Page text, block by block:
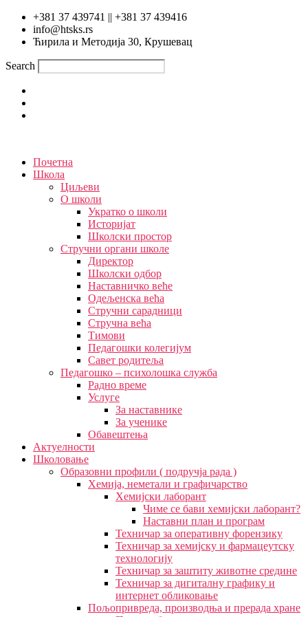
Skip
+381 37 439741 || +381 37 439416
info@htsks.rs
Ћирила и Методија 30, Крушевац
Search
Почетна
Школа
Циљеви
О школи
Укратко о школи
Историјат
Школски простор
Стручни органи школе
Директор
Школски одбор
Наставничко веће
Одељенска већа
Стручни сарадници
Стручна већа
Тимови
Педагошки колегијум
Савет родитеља
Педагошко – психолошка служба
Радно време
Услуге
За наставнике
За ученике
Обавештења
Актуелности
Школовање
Образовни профили ( подручја рада )
Хемија, неметали и графичарство
Хемијски лаборант
Чиме се бави хемијски лаборант?
Наставни план и програм
Техничар за оперативну форензику
Техничар за хемијску и фармацеутску
технологију
Техничар за заштиту животне средине
Техничар за дигиталну графику и
интернет обликовање
Пољопривреда, производња и прерада хране